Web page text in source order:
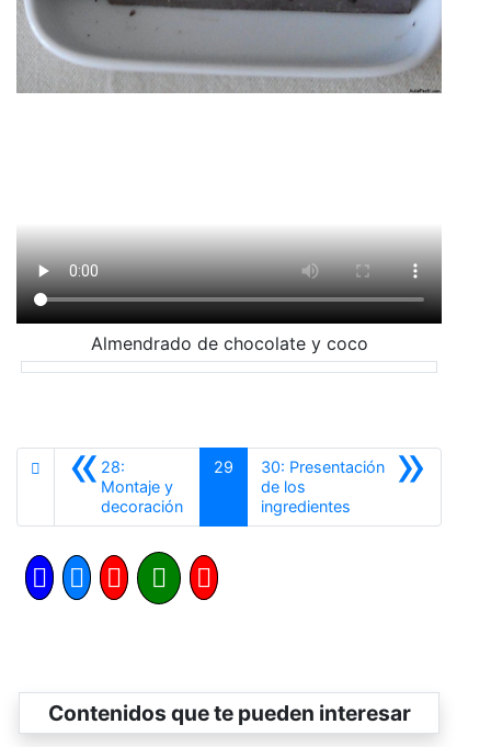
Almendrado de chocolate y coco
«28:
Montaje y
decoraciónAnterior
29 »
30: Presentación
de los
ingredientes
Contenidos que te pueden interesar